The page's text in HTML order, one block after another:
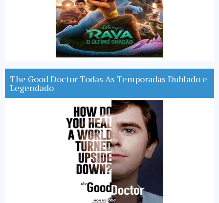
The Good Doctor Todas As Temporadas Dublado e
Legendado